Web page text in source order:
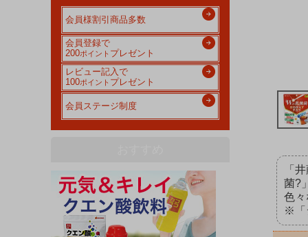
会員様割引商品多数
会員登録で
200ポイント プレゼント
レビュー記入で
100ポイント プレゼント
会員ステージ制度
「
菌?
色
※「